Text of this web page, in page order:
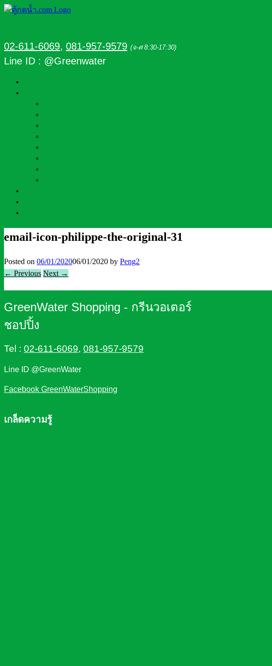
02-611-6069, 081-957-9579 (จ-ศ 8:30-17:30)
Line ID : @Greenwater
email-icon-philippe-the-original-31
Posted on 06/01/202006/01/2020 by Peng2
← Previous Next →
GreenWater Shopping - กรีนวอเตอร์
ชอปปิ้ง
Tel : 02-611-6069, 081-957-9579
Line ID @GreenWater
Facebook GreenWaterShopping
เกล็ดความรู้